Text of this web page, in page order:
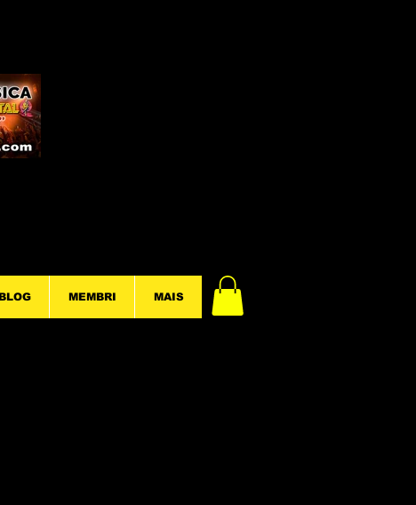
BLOG MEMBRI MAIS